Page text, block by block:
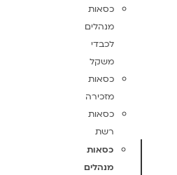
כסאות
מנהלים
לכבדי
משקל
כסאות
מזכירה
כסאות
רשת
כסאות
מנהלים